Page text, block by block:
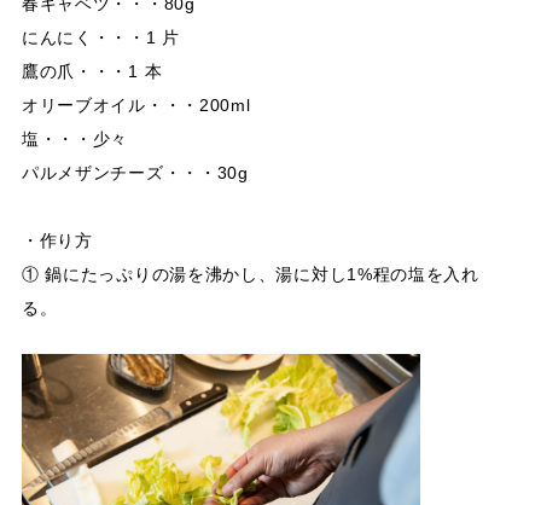
にんにく・・・1 片
鷹の爪・・・1 本
オリーブオイル・・・200ml
塩・・・少々
パルメザンチーズ・・・30g
・作り方
① 鍋にたっぷりの湯を沸かし、湯に対し1%程の塩を入れ
る。